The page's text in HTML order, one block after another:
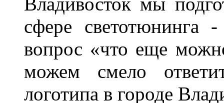
сфере светотюнинга
вопрос «что еще
можем смело
логотипа в городе